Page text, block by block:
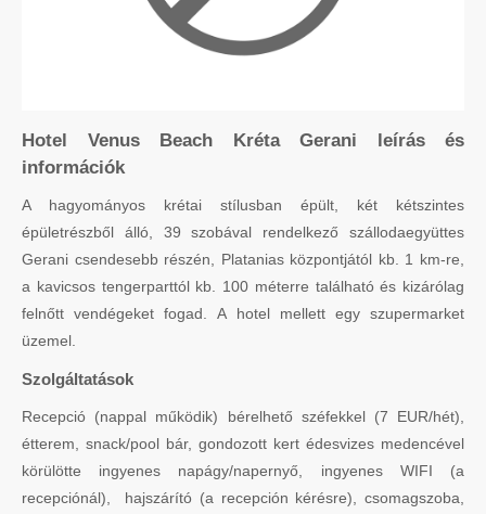
Hotel Venus Beach Kréta Gerani leírás és
információk
A hagyományos krétai stílusban épült, két kétszintes
épületrészből álló, 39 szobával rendelkező szállodaegyüttes
Gerani csendesebb részén, Platanias központjától kb. 1 km-re,
a kavicsos tengerparttól kb. 100 méterre található és kizárólag
felnőtt vendégeket fogad. A hotel mellett egy szupermarket
üzemel.
Szolgáltatások
Recepció (nappal működik) bérelhető széfekkel (7 EUR/hét),
étterem, snack/pool bár, gondozott kert édesvizes medencével
körülötte ingyenes napágy/napernyő, ingyenes WIFI (a
recepciónál), hajszárító (a recepción kérésre), csomagszoba,